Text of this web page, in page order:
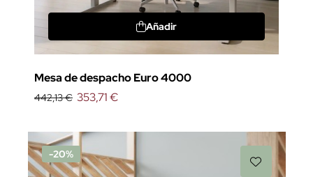
Añadir
Mesa de despacho Euro 4000
442,13 € 353,71 €
-20%